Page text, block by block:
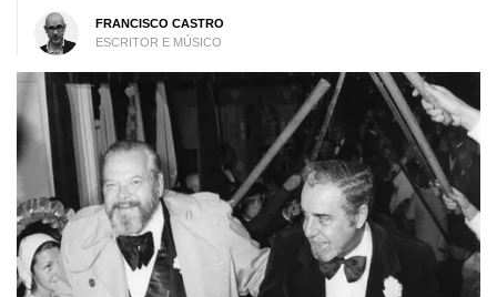
FRANCISCO CASTRO
ESCRITOR E MÚSICO